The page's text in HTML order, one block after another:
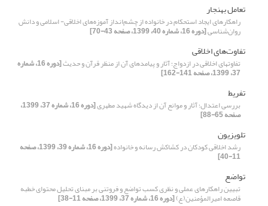
تعامل بهنجار
راهکارهای ایجاد استحکام در خانواده از چشم‌انداز آموزه‌های اخلاقی- اسلامی و دانش
روان‌شناسی[دوره 16، شماره 40، 1399، صفحه 43-70]
تفاوت‌های اخلاقی
تفاوتهای اخلاقی در ازدواج؛ آثار و پیامدهای آن از منظر قرآن و حدیث [دوره 16، شماره
37، 1399، صفحه 141-162]
تفریط
بررسی اعتدال؛ آثار و موانع آن از دیدگاه شهید مطهری [دوره 16، شماره 37، 1399،
صفحه 65-88]
تلویزیون
رشد اخلاقی کودکان در کشاکش رسانه و خانواده [دوره 16، شماره 39، 1399، صفحه
11-40]
تواضع
تبیین راهکارهای عملی و نظری کسب تواضع و فروتنی بر مبنای تحلیل محتوای خطبه
قاصعه امیرالمؤمنین(ع)[دوره 16، شماره 37، 1399، صفحه 11-38]